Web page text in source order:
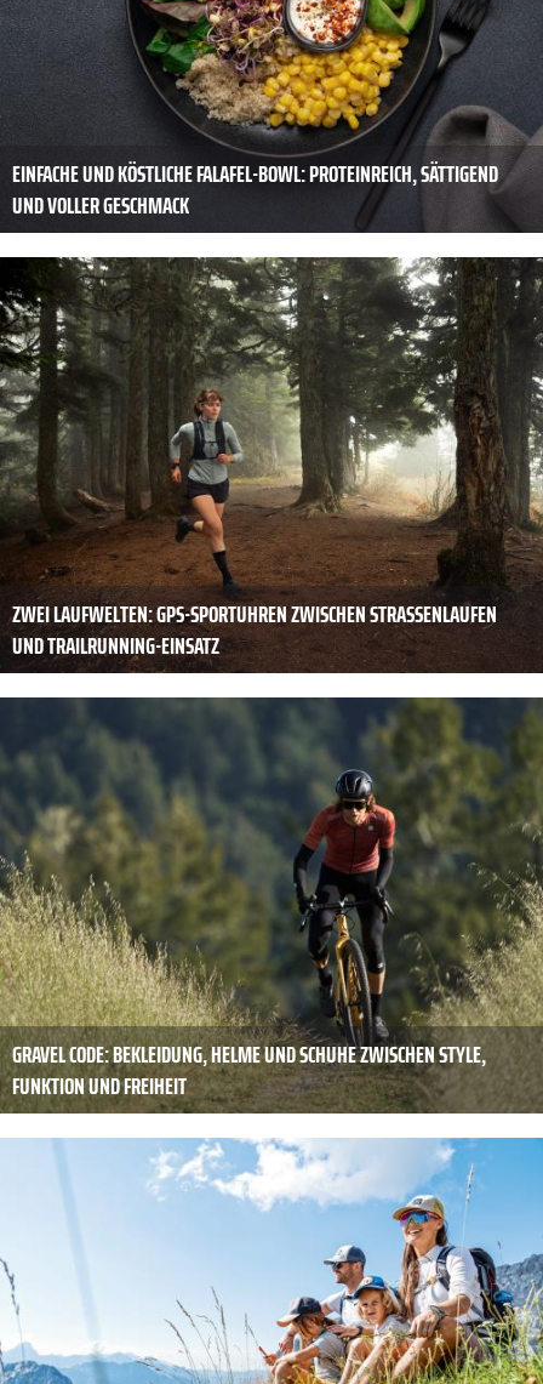
EINFACHE UND KÖSTLICHE FALAFEL-BOWL: PROTEINREICH, SÄTTIGEND
UND VOLLER GESCHMACK
ZWEI LAUFWELTEN: GPS-SPORTUHREN ZWISCHEN STRASSENLAUFEN U
ND TRAILRUNNING-EINSATZ
GRAVEL CODE: BEKLEIDUNG, HELME UND SCHUHE ZWISCHEN STYLE,
FUNKTION UND FREIHEIT